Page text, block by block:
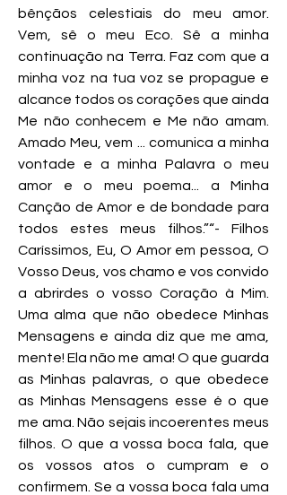
bênçãos celestiais do meu amor.
Vem, sê o meu Eco. Sê a minha
continuação na Terra. Faz com que a
minha voz na tua voz se propague e
alcance todos os corações que ainda
Me não conhecem e Me não amam.
Amado Meu, vem ... comunica a minha
vontade e a minha Palavra o meu
amor e o meu poema... a Minha
Canção de Amor e de bondade para
todos estes meus filhos.”“- Filhos
Caríssimos, Eu, O Amor em pessoa, O
Vosso Deus, vos chamo e vos convido
a abrirdes o vosso Coração à Mim.
Uma alma que não obedece Minhas
Mensagens e ainda diz que me ama,
mente! Ela não me ama! O que guarda
as Minhas palavras, o que obedece
as Minhas Mensagens esse é o que
me ama. Não sejais incoerentes meus
filhos. O que a vossa boca fala, que
os vossos atos o cumpram e o
confirmem. Se a vossa boca fala uma